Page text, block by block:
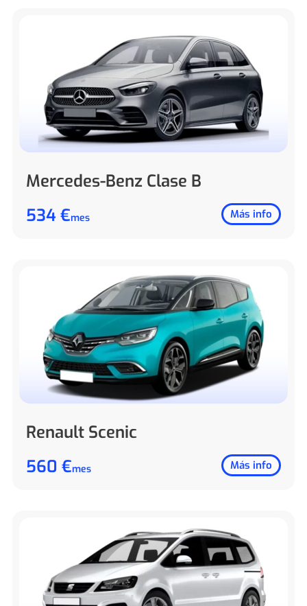
Mercedes-Benz Clase B
534 €mes Más info
Renault Scenic
560 €mes Más info